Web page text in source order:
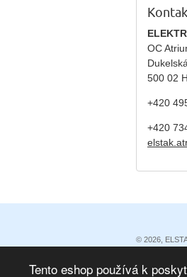
Tento eshop používá k
OC
500 02
+420
+420
© 2026,
Eshop